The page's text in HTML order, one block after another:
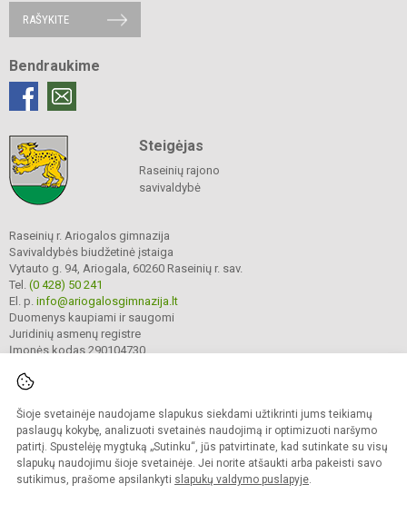
Šioje svetainėje naudojame slapukus siekdami užtikrinti jums teikiamų
paslaugų kokybę, analizuoti svetainės naudojimą ir optimizuoti naršymo
patirtį. Spustelėję mygtuką „Sutinku“, jūs patvirtinate, kad sutinkate su visų
slapukų naudojimu šioje svetainėje. Jei norite atšaukti arba pakeisti savo
sutikimus, prašome apsilankyti slapukų valdymo puslapyje.
RAŠYKITE
Bendraukime
Steigėjas
Raseinių rajono
savivaldybė
Raseinių r. Ariogalos gimnazija
Savivaldybės biudžetinė įstaiga
Vytauto g. 94, Ariogala, 60260 Raseinių r. sav.
Tel. (0 428) 50 241
El. p. info@ariogalosgimnazija.lt
Duomenys kaupiami ir saugomi
Juridinių asmenų registre
Įmonės kodas 290104730
© 2022. Raseinių r. Ariogalos gimnazija. Visos teisės saugomos.
Kopijuoti turinį be raštiško gimnazijos sutikimo griežtai draudžiama.
Prieinamumo paraiška Slapukų valdymas
Sumanus būdas atnaujinti